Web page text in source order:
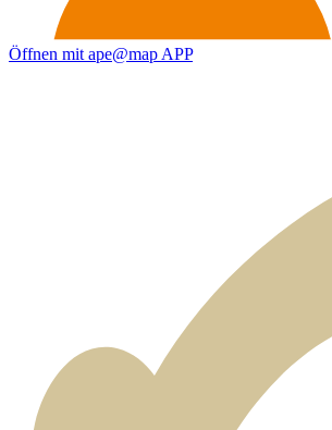
Öffnen mit ape@map APP